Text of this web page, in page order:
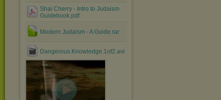
Shai Cherry - Intro to Judaism
Guidebook.pdf
Modern Judaism - A Guide.rar
Dangerous.Knowledge.1of2.avi